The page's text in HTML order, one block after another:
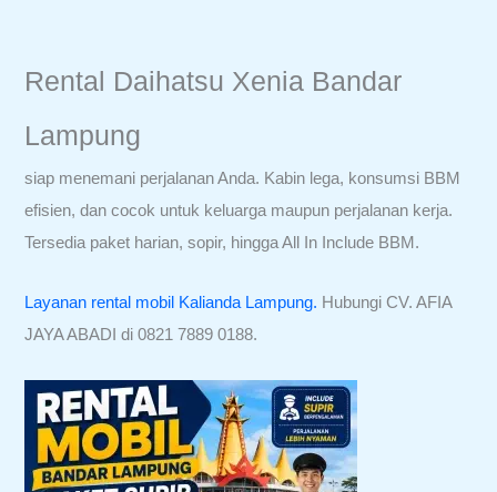
Rental Daihatsu Xenia Bandar
Lampung
siap menemani perjalanan Anda. Kabin lega, konsumsi BBM
efisien, dan cocok untuk keluarga maupun perjalanan kerja.
Tersedia paket harian, sopir, hingga All In Include BBM.
Layanan rental mobil Kalianda Lampung. Hubungi CV. AFIA
JAYA ABADI di 0821 7889 0188.